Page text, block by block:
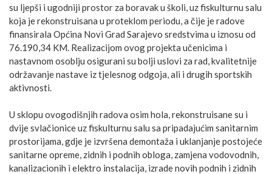
su ljepši i ugodniji prostor za boravak u školi, uz fiskulturnu salu
koja je rekonstruisana u proteklom periodu, a čije je radove
finansirala Općina Novi Grad Sarajevo sredstvima u iznosu od
76.190,34 KM. Realizacijom ovog projekta učenicima i
nastavnom osoblju osigurani su bolji uslovi za rad, kvalitetnije
održavanje nastave iz tjelesnog odgoja, ali i drugih sportskih
aktivnosti.
U sklopu ovogodišnjih radova osim hola, rekonstruisane su i
dvije svlačionice uz fiskulturnu salu sa pripadajućim sanitarnim
prostorijama, gdje je izvršena demontaža i uklanjanje postojeće
sanitarne opreme, zidnih i podnih obloga, zamjena vodovodnih,
kanalizacionih i elektro instalacija, izrade novih podnih i zidnih